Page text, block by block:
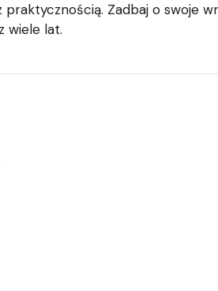
praktycznością. Zadbaj o swoje
wiele lat.